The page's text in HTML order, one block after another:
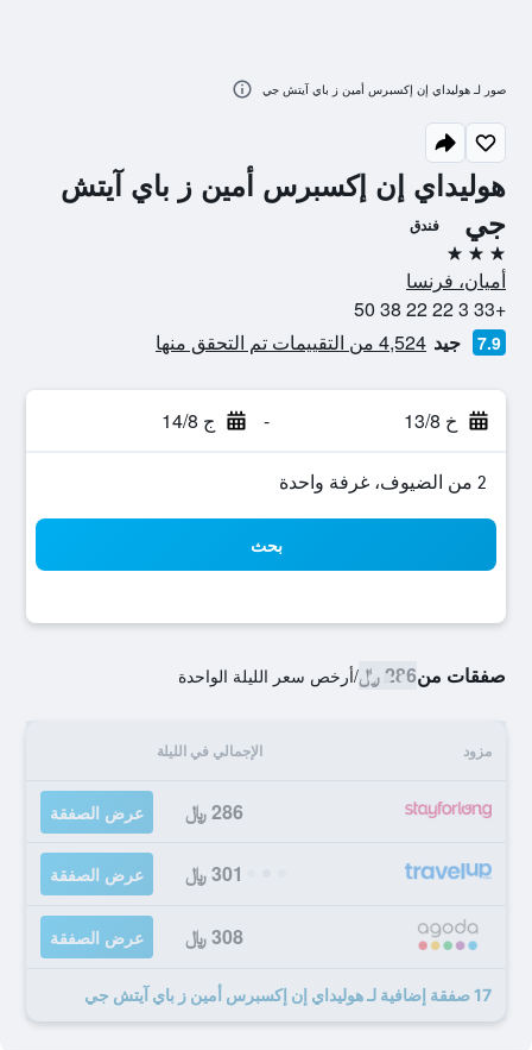
هوليداي إن إكسبرس أمين ز باي آيتش
جي
فندق
3 نجوم
أميان، فرنسا
+33 3 22 22 38 50
7.9 جيد 4,524 من التقييمات تم التحقق منها
خ 13/8 - ج 14/8
2 من الضيوف، غرفة واحدة
بحث
صفقات من286 ﷼ /أرخص سعر الليلة الواحدة
مزود الإجمالي في الليلة
286 ﷼ عرض الصفقة
301 ﷼ عرض الصفقة
308 ﷼ عرض الصفقة
17 صفقة إضافية لـ هوليداي إن إكسبرس أمين ز باي آيتش جي
صور لـ هوليداي إن إكسبرس أمين ز باي آيتش جي